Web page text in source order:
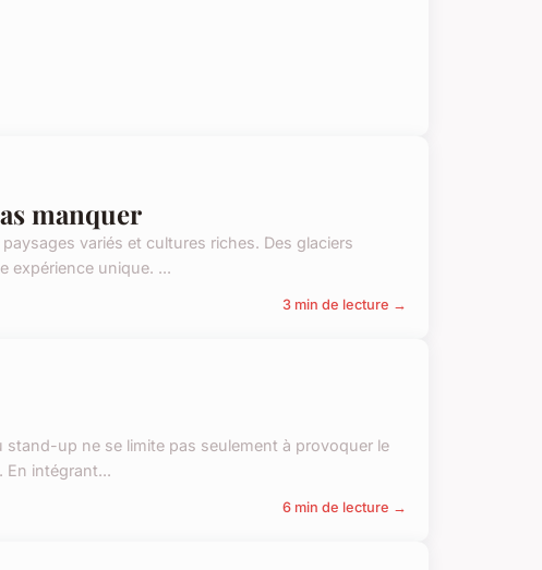
manquer
variés et cultures riches. Des glaciers
expérience unique. ...
3 min de lecture →
up ne se limite pas seulement à provoquer le
En intégrant...
6 min de lecture →